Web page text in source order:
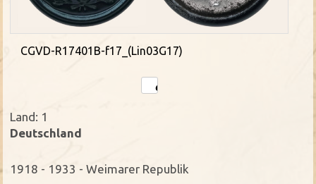
CGVD-R17401B-f17_(Lin03G17)
Land: 1
Deutschland
1918 - 1933 - Weimarer Republik